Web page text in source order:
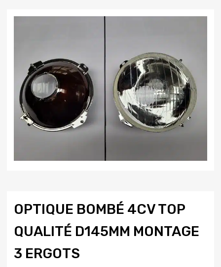
OPTIQUE BOMBÉ 4CV TOP
QUALITÉ D145MM MONTAGE
3 ERGOTS